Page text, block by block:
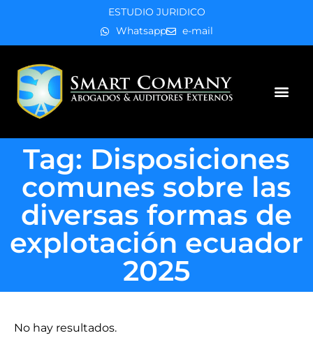
ESTUDIO JURIDICO
Whatsapp
e-mail
Tag: Disposiciones
comunes sobre las
diversas formas de
explotación ecuador
2025
No hay resultados.